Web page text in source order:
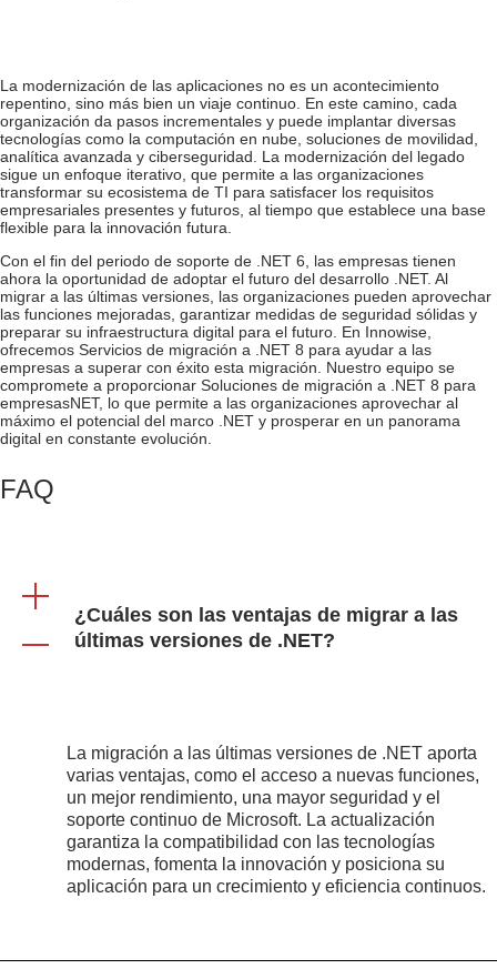
La modernización de las aplicaciones no es un acontecimiento
repentino, sino más bien un viaje continuo. En este camino, cada
organización da pasos incrementales y puede implantar diversas
tecnologías como la computación en nube, soluciones de movilidad,
analítica avanzada y ciberseguridad. La modernización del legado
sigue un enfoque iterativo, que permite a las organizaciones
transformar su ecosistema de TI para satisfacer los requisitos
empresariales presentes y futuros, al tiempo que establece una base
flexible para la innovación futura.
Con el fin del periodo de soporte de .NET 6, las empresas tienen
ahora la oportunidad de adoptar el futuro del desarrollo .NET. Al
migrar a las últimas versiones, las organizaciones pueden aprovechar
las funciones mejoradas, garantizar medidas de seguridad sólidas y
preparar su infraestructura digital para el futuro. En Innowise,
ofrecemos Servicios de migración a .NET 8 para ayudar a las
empresas a superar con éxito esta migración. Nuestro equipo se
compromete a proporcionar Soluciones de migración a .NET 8 para
empresasNET, lo que permite a las organizaciones aprovechar al
máximo el potencial del marco .NET y prosperar en un panorama
digital en constante evolución.
FAQ
¿Cuáles son las ventajas de migrar a las
últimas versiones de .NET?
La migración a las últimas versiones de .NET aporta
varias ventajas, como el acceso a nuevas funciones,
un mejor rendimiento, una mayor seguridad y el
soporte continuo de Microsoft. La actualización
garantiza la compatibilidad con las tecnologías
modernas, fomenta la innovación y posiciona su
aplicación para un crecimiento y eficiencia continuos.